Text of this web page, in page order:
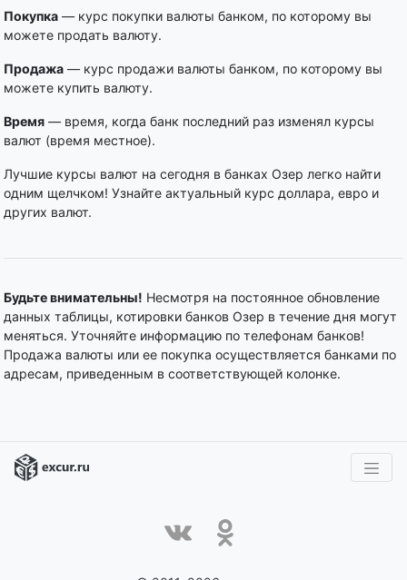
Покупка — курс покупки валюты банком, по которому вы
можете продать валюту.
Продажа — курс продажи валюты банком, по которому вы
можете купить валюту.
Время — время, когда банк последний раз изменял курсы
валют (время местное).
Лучшие курсы валют на сегодня в банках Озер легко найти
одним щелчком! Узнайте актуальный курс доллара, евро и
других валют.
Будьте внимательны! Несмотря на постоянное обновление
данных таблицы, котировки банков Озер в течение дня могут
меняться. Уточняйте информацию по телефонам банков!
Продажа валюты или ее покупка осуществляется банками по
адресам, приведенным в соответствующей колонке.